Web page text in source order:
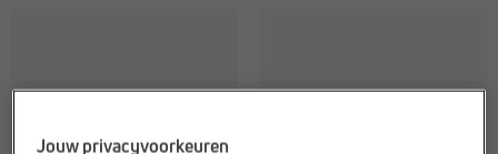
Jouw privacyvoorkeuren